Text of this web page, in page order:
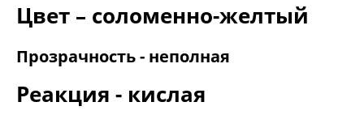
Цвет – соломенно-желтый
Прозрачность - неполная
Реакция - кислая